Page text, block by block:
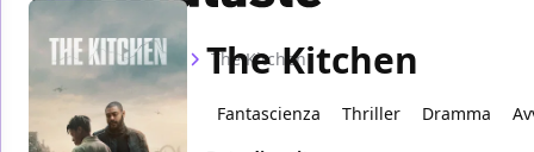
Home Film The Kitchen
The Kitchen
Fantascienza Thriller Dramma